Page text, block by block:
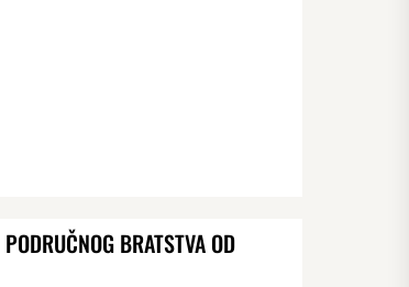
BRATSTVA OD